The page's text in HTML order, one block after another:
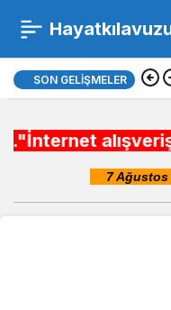
SON GELIŞMELER
Van devlet lise